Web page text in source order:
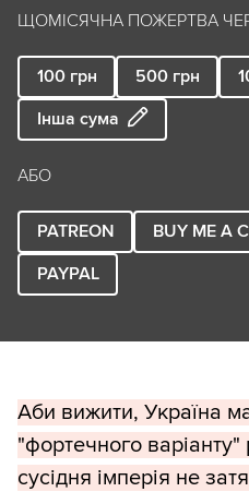
ЩОМІСЯЧНА ПОЖЕРТВА
100 грн 500 грн
Інша сума
АБО
PATREON BUY ME A
PAYPAL
Аби вижити, Україна
"фортечного
сусідня імперія не